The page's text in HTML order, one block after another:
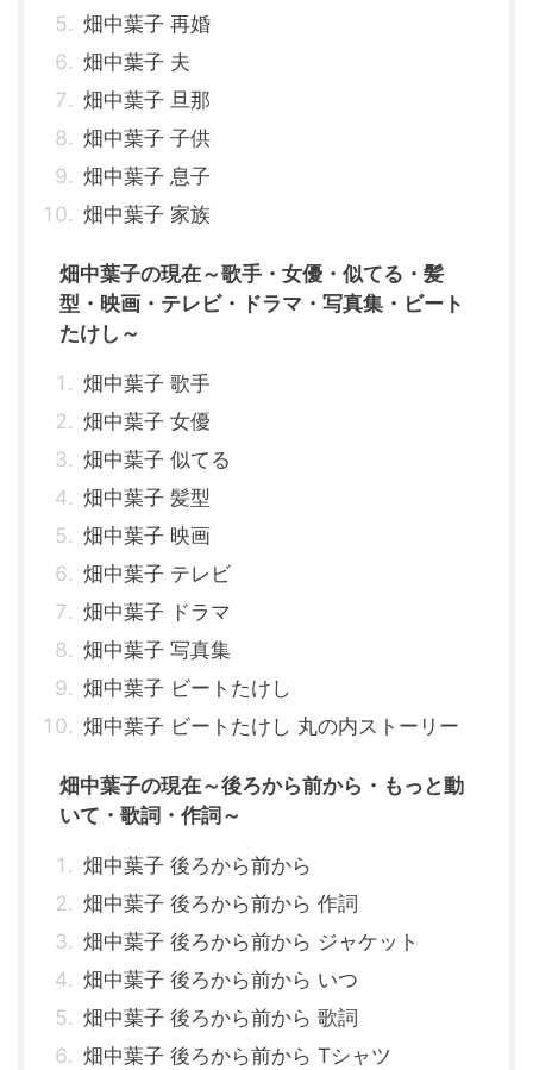
畑中葉子 再婚
畑中葉子 夫
畑中葉子 旦那
畑中葉子 子供
畑中葉子 息子
畑中葉子 家族
畑中葉子の現在～歌手・女優・似てる・髪
型・映画・テレビ・ドラマ・写真集・ビート
たけし～
畑中葉子 歌手
畑中葉子 女優
畑中葉子 似てる
畑中葉子 髪型
畑中葉子 映画
畑中葉子 テレビ
畑中葉子 ドラマ
畑中葉子 写真集
畑中葉子 ビートたけし
畑中葉子 ビートたけし 丸の内ストーリー
畑中葉子の現在～後ろから前から・もっと動
いて・歌詞・作詞～
畑中葉子 後ろから前から
畑中葉子 後ろから前から 作詞
畑中葉子 後ろから前から ジャケット
畑中葉子 後ろから前から いつ
畑中葉子 後ろから前から 歌詞
畑中葉子 後ろから前から Tシャツ